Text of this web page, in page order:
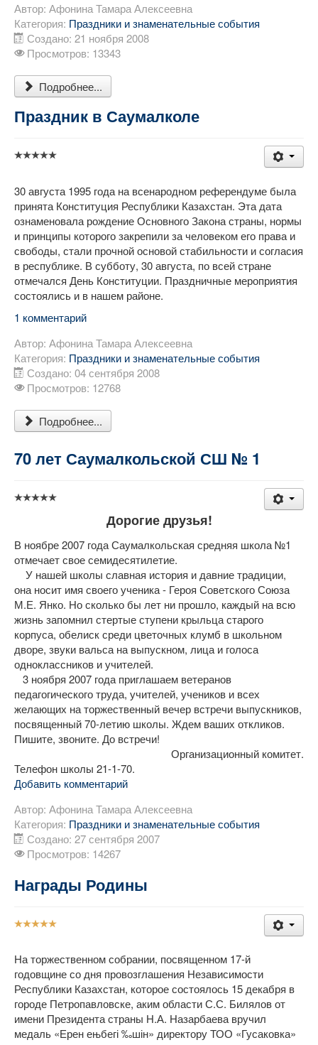
Автор: Афонина Тамара Алексеевна
Категория: Праздники и знаменательные события
Создано: 21 ноября 2008
Просмотров: 13343
Подробнее...
Праздник в Саумалколе
30 августа 1995 года на всенародном референдуме была
принята Конституция Республики Казахстан. Эта дата
ознаменовала рождение Основного Закона страны, нормы
и принципы которого закрепили за человеком его права и
свободы, стали прочной основой стабильности и согласия
в республике. В субботу, 30 августа, по всей стране
отмечался День Конституции. Праздничные мероприятия
состоялись и в нашем районе.
1 комментарий
Автор: Афонина Тамара Алексеевна
Категория: Праздники и знаменательные события
Создано: 04 сентября 2008
Просмотров: 12768
Подробнее...
70 лет Саумалкольской СШ № 1
Дорогие друзья!
В ноябре 2007 года Саумалкольская средняя школа №1
отмечает свое семидесятилетие.
У нашей школы славная история и давние традиции,
она носит имя своего ученика - Героя Советского Союза
М.Е. Янко. Но сколько бы лет ни прошло, каждый на всю
жизнь запомнил стертые ступени крыльца старого
корпуса, обелиск среди цветочных клумб в школьном
дворе, звуки вальса на выпускном, лица и голоса
одноклассников и учителей.
3 ноября 2007 года приглашаем ветеранов
педагогического труда, учителей, учеников и всех
желающих на торжественный вечер встречи выпускников,
посвященный 70-летию школы. Ждем ваших откликов.
Пишите, звоните. До встречи!
Организационный комитет.
Телефон школы 21-1-70.
Добавить комментарий
Автор: Афонина Тамара Алексеевна
Категория: Праздники и знаменательные события
Создано: 27 сентября 2007
Просмотров: 14267
Награды Родины
Рейтинг:
На торжественном собрании, посвященном 17-й
годовщине со дня провозглашения Независимости
Республики Казахстан, которое состоялось 15 декабря в
городе Петропавловске, аким области С.С. Билялов от
имени Президента страны Н.А. Назарбаева вручил
медаль «Ерен ењбегі ‰шін» директору ТОО «Гусаковка»